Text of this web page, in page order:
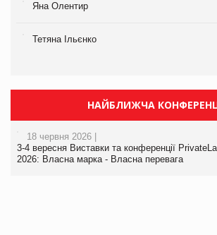
Яна Олентир
Тетяна Ільєнко
НАЙБЛИЖЧА
18 червня 2026 |
3-4 вересня Виставки та конференції
2026: Власна марка - Власна перевага